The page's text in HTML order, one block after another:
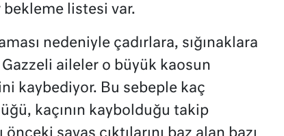
listesi var.
nedeniyle çadırlara, sığınaklara
aileler o büyük kaosun
kaybediyor. Bu sebeple kaç
kaçının kaybolduğu takip